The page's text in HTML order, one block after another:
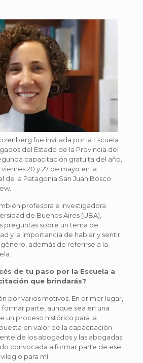
fue invitada por la Escuela
del Estado de la Provincia del
capacitación gratuita del año,
20 y 27 de mayo en la
de la Patagonia San Juan Bosco
profesora e investigadora
de Buenos Aires (UBA),
preguntas sobre un tema de
y la importancia de hablar y sentir
además de referirse a la
de tu paso por la Escuela a
que brindarás?
por varios motivos. En primer lugar,
parte, aunque sea en una
un proceso histórico para la
en valor de la capacitación
de los abogados y las abogadas
convocada a formar parte de ese
para mí.